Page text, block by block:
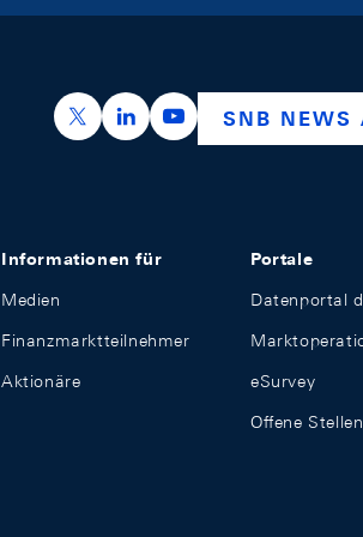
https://x.com/snb_bns
https://ch.linkedin.com/
https://SNB NEWS
Informationen für
Medien
Finanzmarktteilnehmer
Aktionäre
Portale
Datenportal
eSurvey
Offene Stellen